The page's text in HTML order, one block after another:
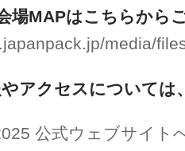
場MAPはこちらから
media/
アクセスについては
公式ウェブサイト